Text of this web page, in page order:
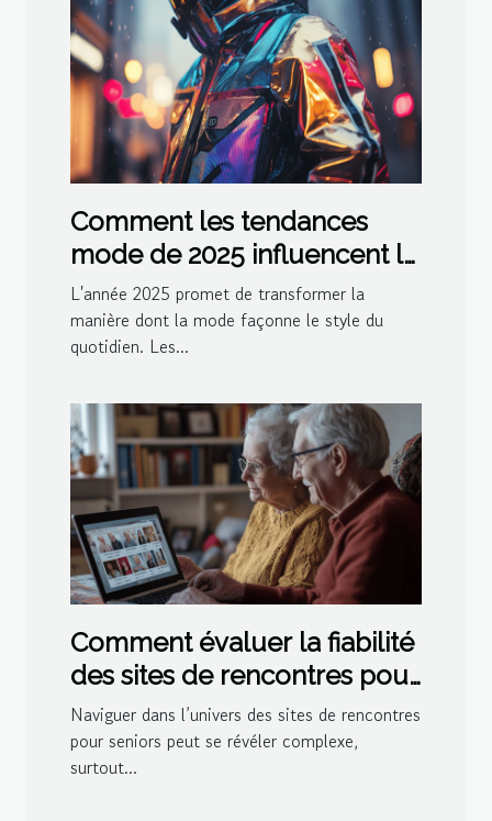
Comment les tendances
mode de 2025 influencent le
style quotidien
L'année 2025 promet de transformer la
manière dont la mode façonne le style du
quotidien. Les...
Comment évaluer la fiabilité
des sites de rencontres pour
seniors
Naviguer dans l’univers des sites de rencontres
pour seniors peut se révéler complexe,
surtout...